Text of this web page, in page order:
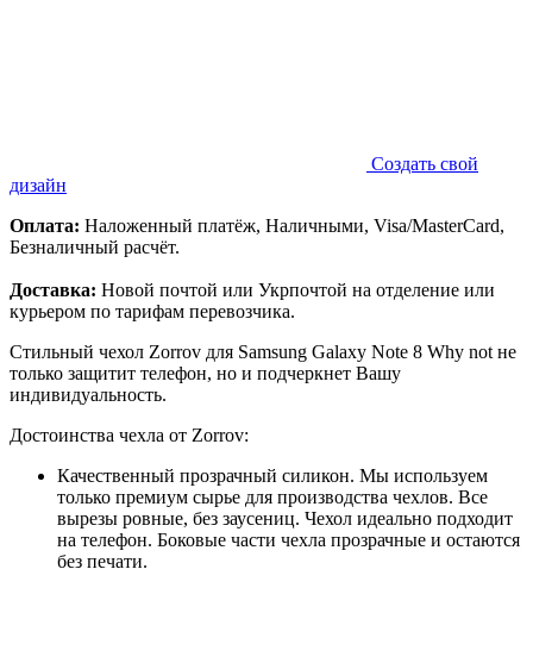
Создать свой
дизайн
Оплата: Наложенный платёж, Наличными, Visa/MasterCard,
Безналичный расчёт.
Доставка: Новой почтой или Укрпочтой на отделение или
курьером по тарифам перевозчика.
Стильный чехол Zorrov для Samsung Galaxy Note 8 Why not не
только защитит телефон, но и подчеркнет Вашу
индивидуальность.
Достоинства чехла от Zorrov:
Качественный прозрачный силикон. Мы используем
только премиум сырье для производства чехлов. Все
вырезы ровные, без заусениц. Чехол идеально подходит
на телефон. Боковые части чехла прозрачные и остаются
без печати.